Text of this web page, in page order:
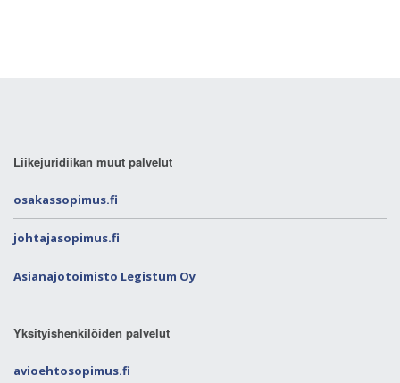
Liikejuridiikan muut palvelut
osakassopimus.fi
johtajasopimus.fi
Asianajotoimisto Legistum Oy
Yksityishenkilöiden palvelut
avioehtosopimus.fi